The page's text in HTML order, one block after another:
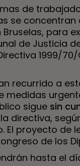
de
se concentran
Bruselas, para
de Justicia
1999/70/
recurrido a
medidas
sigue sin
directiva,
El proyecto de
de los
hasta el día